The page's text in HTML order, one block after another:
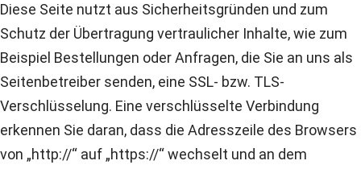
Diese Seite nutzt aus Sicherheitsgründen und zum
Schutz der Übertragung vertraulicher Inhalte, wie zum
Beispiel Bestellungen oder Anfragen, die Sie an uns als
Seitenbetreiber senden, eine SSL- bzw. TLS-
Verschlüsselung. Eine verschlüsselte Verbindung
erkennen Sie daran, dass die Adresszeile des Browsers
von „http://“ auf „https://“ wechselt und an dem